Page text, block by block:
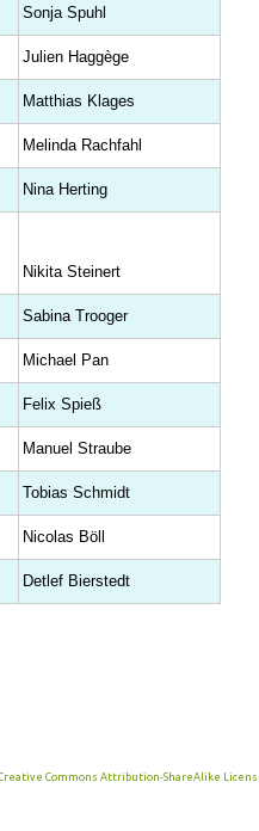
Sonja Spuhl
Julien Haggège
Matthias Klages
Melinda Rachfahl
Nina Herting
Nikita Steinert
Sabina Trooger
Michael Pan
Felix Spieß
Manuel Straube
Tobias Schmidt
Nicolas Böll
Detlef Bierstedt
Commons Attribution-ShareAlike